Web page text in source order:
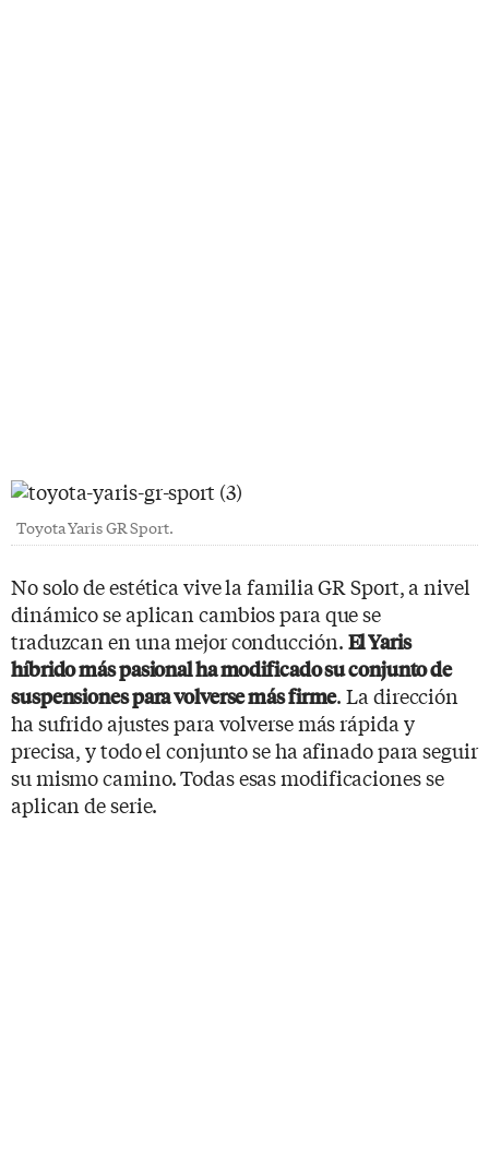
Toyota Yaris GR Sport.
No solo de estética vive la familia GR Sport, a nivel
dinámico se aplican cambios para que se
traduzcan en una mejor conducción. El Yaris
híbrido más pasional ha modificado su conjunto de
suspensiones para volverse más firme. La dirección
ha sufrido ajustes para volverse más rápida y
precisa, y todo el conjunto se ha afinado para seguir
su mismo camino. Todas esas modificaciones se
aplican de serie.